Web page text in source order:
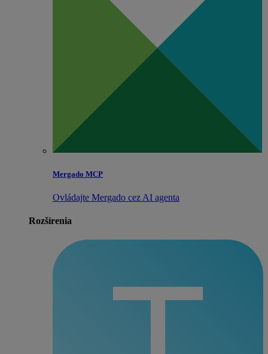
Mergado MCP
Ovládajte Mergado cez AI agenta
Rozšírenia